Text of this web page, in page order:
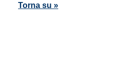
Torna su »